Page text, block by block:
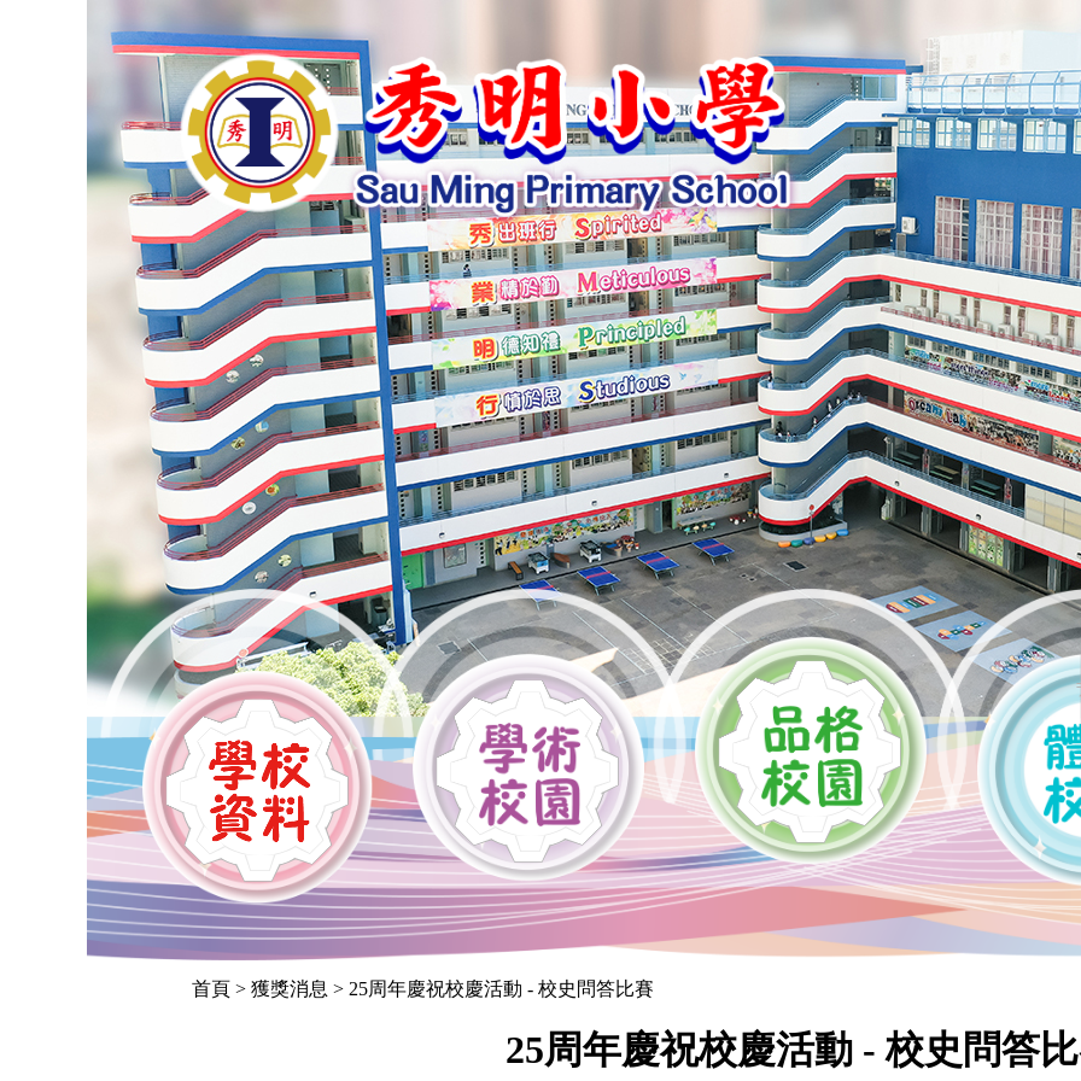
首頁 > 獲獎消息 > 25周年慶祝校慶活動 - 校史問答比賽
25周年慶祝校慶活動 - 校史問答